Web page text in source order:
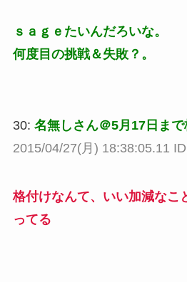
ｓａｇｅたいんだろいな。
何度目の挑戦＆失敗？。
30: 名無しさん＠5月17日ま
2015/04/27(月) 18:38:05.11
格付けなんて、いい加減なこ
ってる